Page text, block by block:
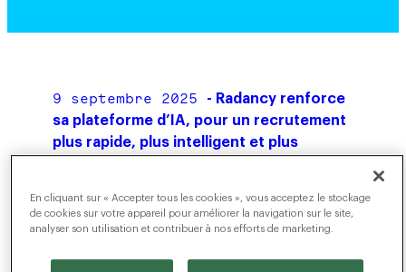
9 septembre 2025
- Radancy renforce
sa plateforme d’IA, pour un recrutement
plus rapide, plus intelligent et plus
24 octobre 2023
- Radancy Acquires
Event Capabilities to the End-to-End
En cliquant sur « Accepter tous les cookies », vous acceptez le stockage
de cookies sur votre appareil pour améliorer la navigation sur le site,
analyser son utilisation et contribuer à nos efforts de marketing.